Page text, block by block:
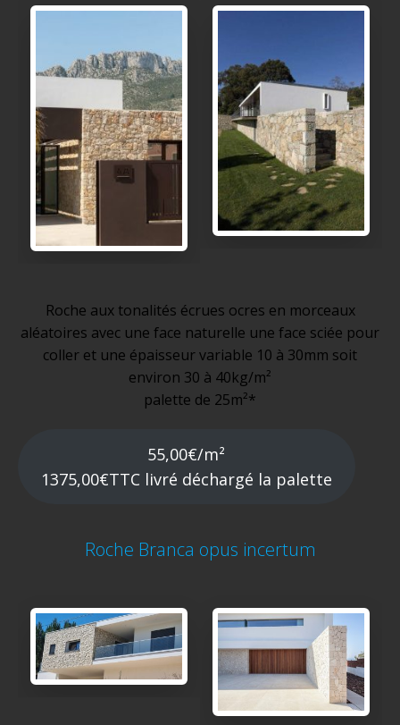
Roche aux tonalités écrues ocres en morceaux
aléatoires avec une face naturelle une face sciée pour
coller et une épaisseur variable 10 à 30mm soit
environ 30 à 40kg/m²
palette de 25m²*
55,00€/m²
1375,00€TTC livré déchargé la palette
Roche Branca opus incertum